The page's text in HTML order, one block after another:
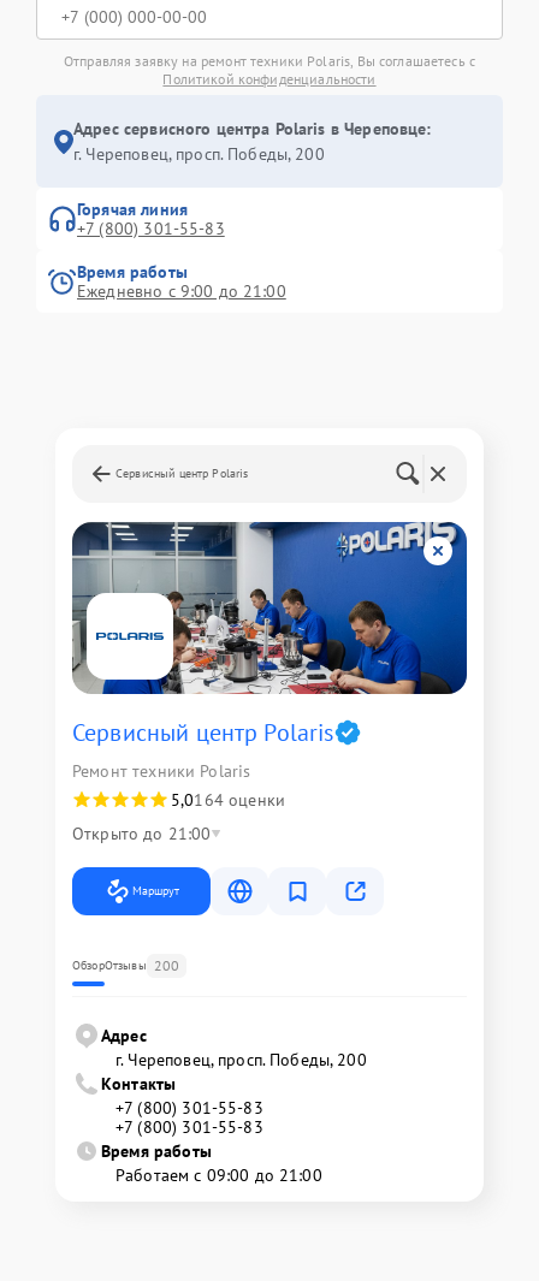
Отправляя заявку на ремонт техники Polaris, Вы соглашаетесь с
Политикой конфиденциальности
Адрес сервисного центра Polaris в Череповце:
г. Череповец, просп. Победы, 200
Горячая линия
+7 (800) 301-55-83
Время работы
Ежедневно с 9:00 до 21:00
Сервисный центр Polaris
Сервисный центр Polaris
Ремонт техники Polaris
5,0164 оценки
Открыто до 21:00
Маршрут
ОбзорОтзывы 200
Адрес
г. Череповец, просп. Победы, 200
Контакты
+7 (800) 301-55-83
+7 (800) 301-55-83
Время работы
Работаем с 09:00 до 21:00